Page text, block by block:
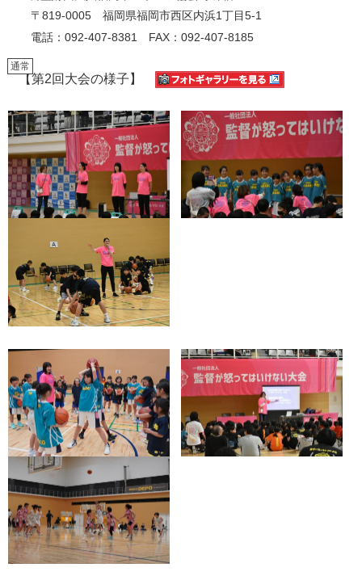
〒819-0005 福岡県福岡市西区内浜1丁目5-1
電話：092-407-8381 FAX：092-407-8185
通常
通常
通常
通常
通常
通常
通常
通常
通常
通常
通常
通常
【第2回大会の様子】